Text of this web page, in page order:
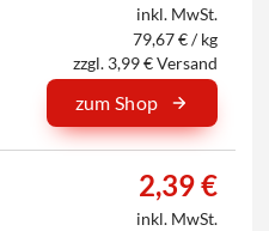
inkl. MwSt.
79,67 € / kg
zzgl. 3,99 € Versand
zum Shop
2,39 €
inkl. MwSt.